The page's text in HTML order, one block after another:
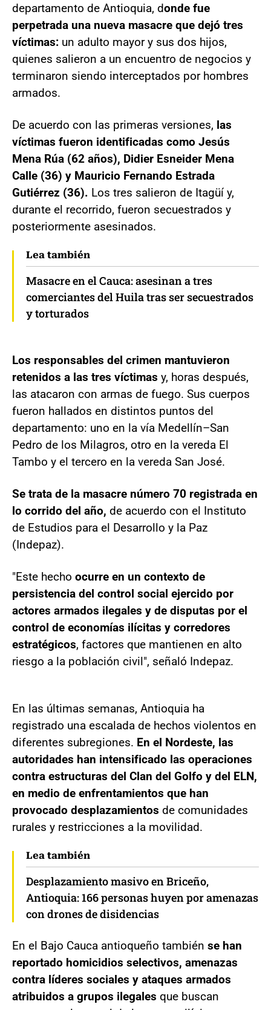
departamento de Antioquia, donde fue
perpetrada una nueva masacre que dejó tres
víctimas: un adulto mayor y sus dos hijos,
quienes salieron a un encuentro de negocios y
terminaron siendo interceptados por hombres
armados.
De acuerdo con las primeras versiones, las
víctimas fueron identificadas como Jesús
Mena Rúa (62 años), Didier Esneider Mena
Calle (36) y Mauricio Fernando Estrada
Gutiérrez (36). Los tres salieron de Itagüí y,
durante el recorrido, fueron secuestrados y
posteriormente asesinados.
Lea también
Masacre en el Cauca: asesinan a tres
comerciantes del Huila tras ser secuestrados
y torturados
Los responsables del crimen mantuvieron
retenidos a las tres víctimas y, horas después,
las atacaron con armas de fuego. Sus cuerpos
fueron hallados en distintos puntos del
departamento: uno en la vía Medellín–San
Pedro de los Milagros, otro en la vereda El
Tambo y el tercero en la vereda San José.
Se trata de la masacre número 70 registrada en
lo corrido del año, de acuerdo con el Instituto
de Estudios para el Desarrollo y la Paz
(Indepaz).
"Este hecho ocurre en un contexto de
persistencia del control social ejercido por
actores armados ilegales y de disputas por el
control de economías ilícitas y corredores
estratégicos, factores que mantienen en alto
riesgo a la población civil", señaló Indepaz.
En las últimas semanas, Antioquia ha
registrado una escalada de hechos violentos en
diferentes subregiones. En el Nordeste, las
autoridades han intensificado las operaciones
contra estructuras del Clan del Golfo y del ELN,
en medio de enfrentamientos que han
provocado desplazamientos de comunidades
rurales y restricciones a la movilidad.
Lea también
Desplazamiento masivo en Briceño,
Antioquia: 166 personas huyen por amenazas
con drones de disidencias
En el Bajo Cauca antioqueño también se han
reportado homicidios selectivos, amenazas
contra líderes sociales y ataques armados
atribuidos a grupos ilegales que buscan